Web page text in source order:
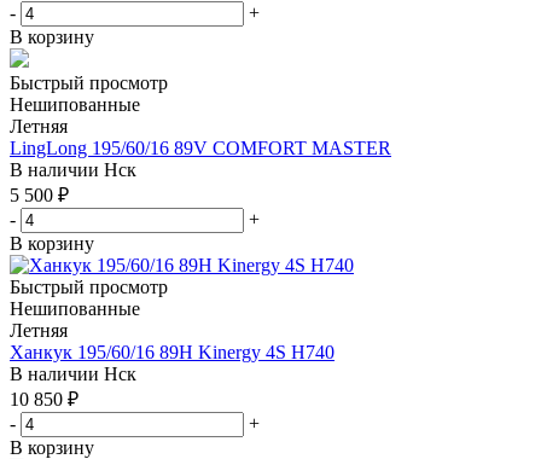
-
+
В корзину
Быстрый просмотр
Нешипованные
Летняя
LingLong 195/60/16 89V COMFORT MASTER
В наличии Нск
5 500 ₽
-
+
В корзину
Быстрый просмотр
Нешипованные
Летняя
Ханкук 195/60/16 89H Kinergy 4S H740
В наличии Нск
10 850 ₽
-
+
В корзину